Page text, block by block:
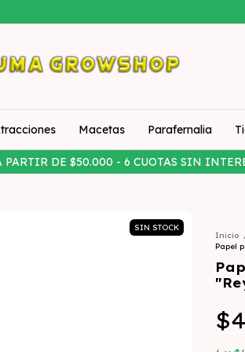
DE $50.000 - 6 CUOTAS SIN
Macetas Parafernalia
SIN STOCK
Inicio
Papel